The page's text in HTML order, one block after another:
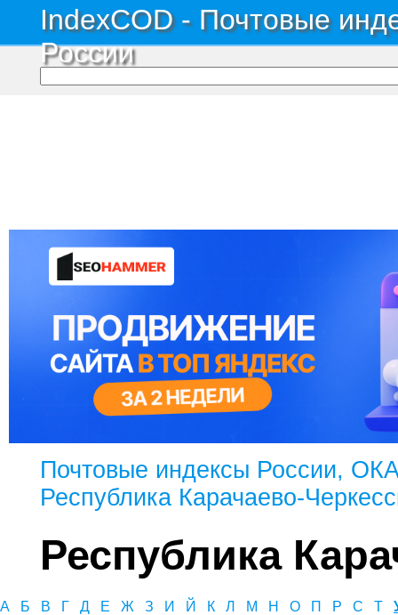
IndexCOD - Почтовые
России
Почтовые индексы России,
Республика Карачаево-
Республика
А Б В Г Д Е Ж З И Й К Л М Н О П Р С Т